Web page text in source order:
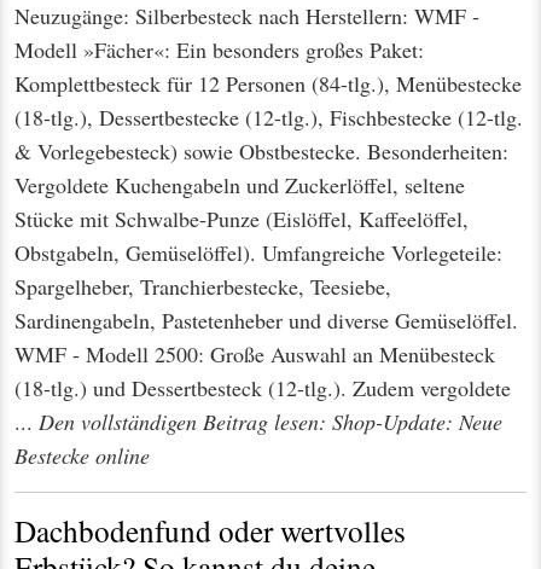
Neuzugänge: Silberbesteck nach Herstellern: WMF -
Modell »Fächer«: Ein besonders großes Paket:
Komplettbesteck für 12 Personen (84-tlg.), Menübestecke
(18-tlg.), Dessertbestecke (12-tlg.), Fischbestecke (12-tlg.
& Vorlegebesteck) sowie Obstbestecke. Besonderheiten:
Vergoldete Kuchengabeln und Zuckerlöffel, seltene
Stücke mit Schwalbe-Punze (Eislöffel, Kaffeelöffel,
Obstgabeln, Gemüselöffel). Umfangreiche Vorlegeteile:
Spargelheber, Tranchierbestecke, Teesiebe,
Sardinengabeln, Pastetenheber und diverse Gemüselöffel.
WMF - Modell 2500: Große Auswahl an Menübesteck
(18-tlg.) und Dessertbesteck (12-tlg.). Zudem vergoldete
... Den vollständigen Beitrag lesen: Shop-Update: Neue
Bestecke online
Dachbodenfund oder wertvolles